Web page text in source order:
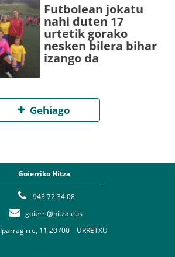
Futbolean jokatu
nahi duten 17
urtetik gorako
nesken bilera bihar
izango da
Gehiago
Goierriko Hitza
943 72 34 08
goierri@hitza.eus
Iparragirre, 11 20700 – URRETXU